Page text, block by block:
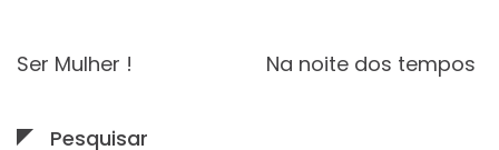
Ser Mulher ! Na noite dos tempos
Pesquisar